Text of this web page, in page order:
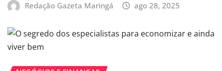
Redação Gazeta Maringá ago 28, 2025